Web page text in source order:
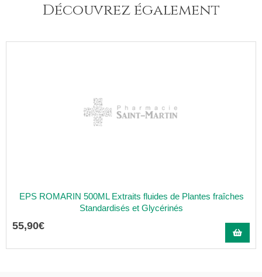
Découvrez également
EPS ROMARIN 500ML Extraits fluides de Plantes fraîches
Standardisés et Glycérinés
55,90€